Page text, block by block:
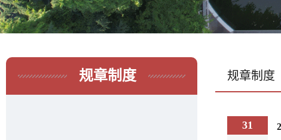
规章制度 规章制度
31